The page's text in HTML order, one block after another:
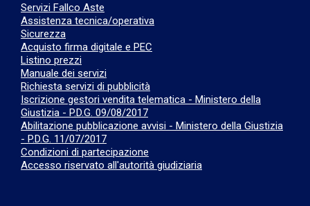
Servizi Fallco Aste
Assistenza tecnica/operativa
Sicurezza
Acquisto firma digitale e PEC
Listino prezzi
Manuale dei servizi
Richiesta servizi di pubblicità
Iscrizione gestori vendita telematica - Ministero della
Giustizia - P.D.G. 09/08/2017
Abilitazione pubblicazione avvisi - Ministero della Giustizia
- P.D.G. 11/07/2017
Condizioni di partecipazione
Accesso riservato all'autorità giudiziaria